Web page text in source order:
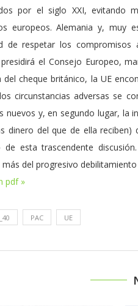
por el siglo XXI, evitando
europeos. Alemania y, muy
de respetar los
el Consejo Europeo,
del cheque británico, la UE
circunstancias adversas se
nuevos y, en segundo lugar, la
dinero del que de ella
de esta trascendente
más del progresivo
pdf »
PAC UE